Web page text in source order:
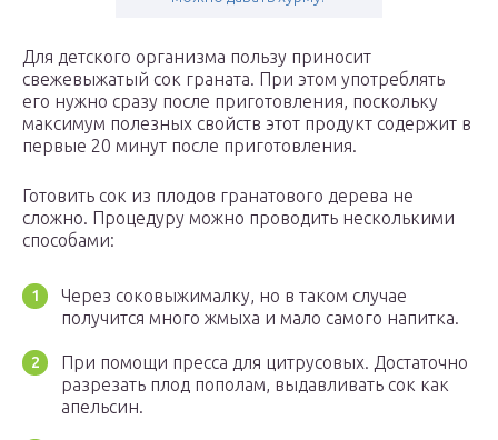
Для детского организма пользу приносит
свежевыжатый сок граната. При этом употреблять
его нужно сразу после приготовления, поскольку
максимум полезных свойств этот продукт содержит в
первые 20 минут после приготовления.
Готовить сок из плодов гранатового дерева не
сложно. Процедуру можно проводить несколькими
способами:
Через соковыжималку, но в таком случае
получится много жмыха и мало самого напитка.
При помощи пресса для цитрусовых. Достаточно
разрезать плод пополам, выдавливать сок как
апельсин.